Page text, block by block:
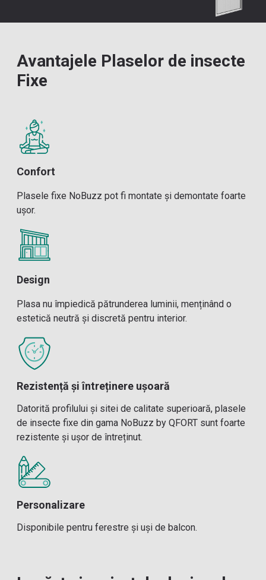
Avantajele Plaselor de insecte
Fixe
Confort
Plasele fixe NoBuzz pot fi montate și demontate foarte
ușor.
Design
Plasa nu împiedică pătrunderea luminii, menținând o
estetică neutră și discretă pentru interior.
Rezistență și întreținere ușoară
Datorită profilului și sitei de calitate superioară, plasele
de insecte fixe din gama NoBuzz by QFORT sunt foarte
rezistente și ușor de întreținut.
Personalizare
Disponibile pentru ferestre și uși de balcon.